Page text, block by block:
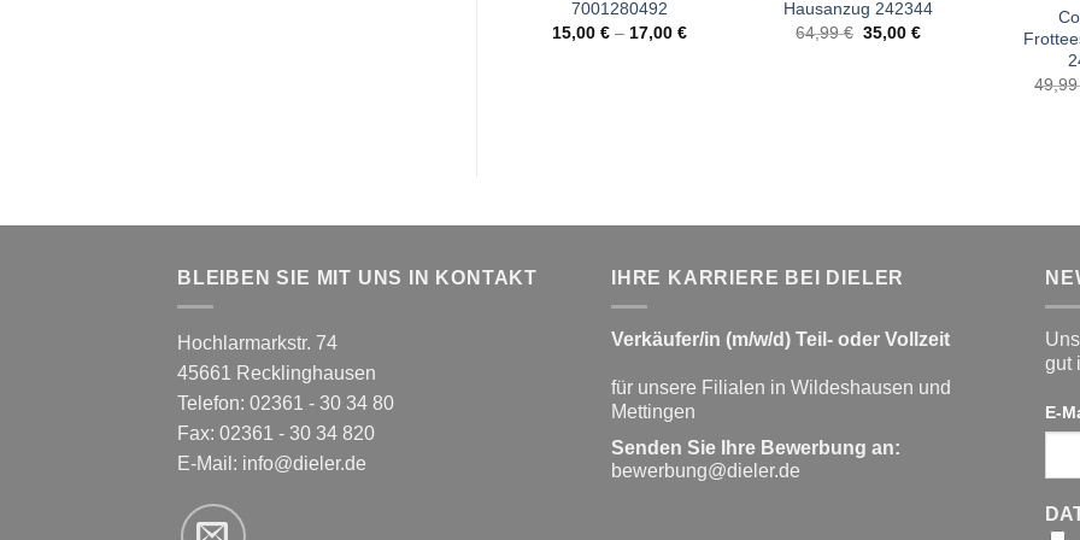
7001280492
15,00€ – 17,00€
Hausanzug 242344
64,99€ Ursprünglicher
35,00€Aktueller
BLEIBEN SIE MIT UNS IN KONTAKT
Hochlarmarkstr. 74
45661 Recklinghausen
Telefon: 02361 - 30 34 80
Fax: 02361 - 30 34 820
E-Mail: info@dieler.de
IHRE KARRIERE BEI DIELER
Verkäufer/in (m/w/d) Teil- oder Vollzeit
für unsere Filialen in Wildeshausen und
Mettingen
Senden Sie Ihre Bewerbung an:
bewerbung@dieler.de
gut
E-